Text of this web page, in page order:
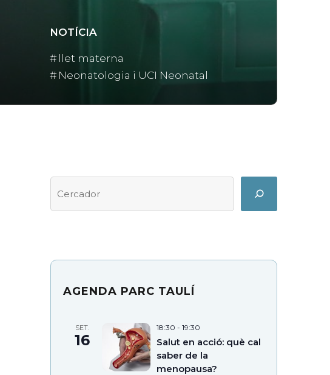
llet materna
Neonatologia i UCI Neonatal
NOTÍCIA
Cerca
Search
AGENDA PARC TAULÍ
SET.
16
18:30 - 19:30
Salut en acció: què cal
saber de la
menopausa?